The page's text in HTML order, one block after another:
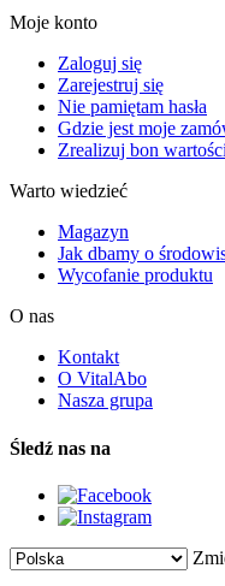
Moje konto
Zaloguj się
Zarejestruj się
Nie pamiętam hasła
Gdzie jest moje
Zrealizuj bon
Warto wiedzieć
Magazyn
Jak dbamy o
Wycofanie produktu
O nas
Kontakt
O VitalAbo
Nasza grupa
Śledź nas na